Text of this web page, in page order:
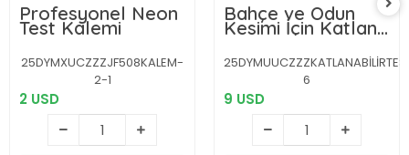
Profesyonel Neon
Test Kalemi
25DYMXUCZZZJF508KALEM-
2-1
2 USD
Bahçe ve Odun
Kesimi İçin Katlanır
El Testeresi
6
9 USD